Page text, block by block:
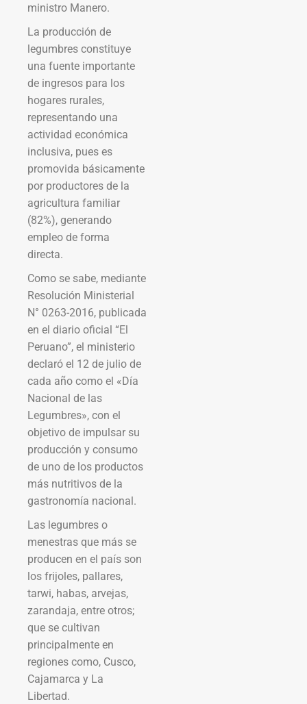
ministro Manero.
La producción de
legumbres constituye
una fuente importante
de ingresos para los
hogares rurales,
representando una
actividad económica
inclusiva, pues es
promovida básicamente
por productores de la
agricultura familiar
(82%), generando
empleo de forma
directa.
Como se sabe, mediante
Resolución Ministerial
N° 0263-2016, publicada
en el diario oficial “El
Peruano”, el ministerio
declaró el 12 de julio de
cada año como el «Día
Nacional de las
Legumbres», con el
objetivo de impulsar su
producción y consumo
de uno de los productos
más nutritivos de la
gastronomía nacional.
Las legumbres o
menestras que más se
producen en el país son
los frijoles, pallares,
tarwi, habas, arvejas,
zarandaja, entre otros;
que se cultivan
principalmente en
regiones como, Cusco,
Cajamarca y La
Libertad.